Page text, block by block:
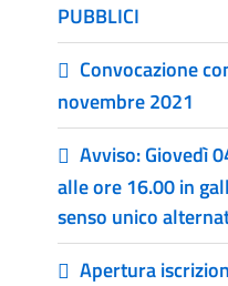
PUBBLICI
Convocazione
novembre 2021
Avviso: Giovedì
alle ore 16.00 in
senso unico
Apertura